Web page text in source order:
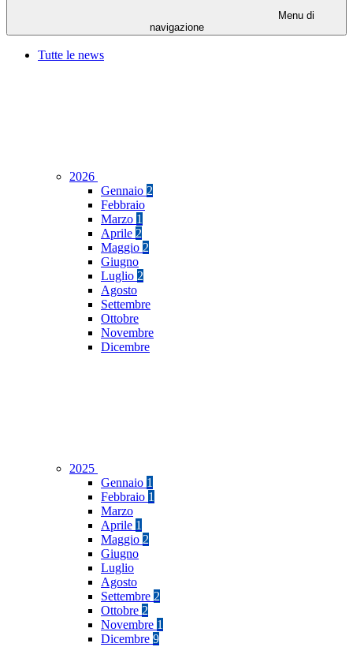
Menu di
navigazione
Tutte le news
2026
Gennaio 2
Febbraio
Marzo 1
Aprile 2
Maggio 2
Giugno
Luglio 2
Agosto
Settembre
Ottobre
Novembre
Dicembre
2025
Gennaio 1
Febbraio 1
Marzo
Aprile 1
Maggio 2
Giugno
Luglio
Agosto
Settembre 2
Ottobre 2
Novembre 1
Dicembre 9